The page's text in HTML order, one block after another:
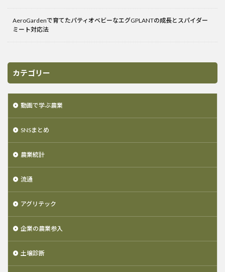
AeroGardenで育てたパティオベビーなエグGPLANTの成長とスパイダー
ミート対応法
カテゴリー
動画で学ぶ農業
SNSまとめ
農業統計
流通
アグリテック
企業の農業参入
土壌診断